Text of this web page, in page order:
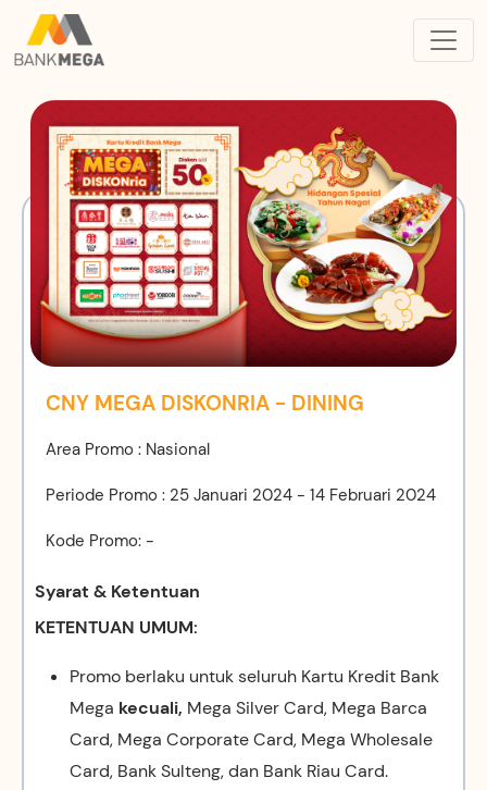
CNY MEGA DISKONRIA - DINING
Area Promo : Nasional
Periode Promo : 25 Januari 2024 - 14 Februari 2024
Kode Promo: -
Syarat & Ketentuan
KETENTUAN UMUM:
Promo berlaku untuk seluruh Kartu Kredit Bank
Mega kecuali, Mega Silver Card, Mega Barca
Card, Mega Corporate Card, Mega Wholesale
Card, Bank Sulteng, dan Bank Riau Card.